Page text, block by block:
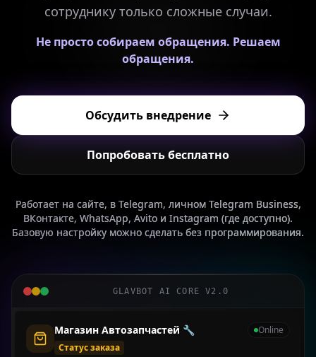
ГЛАВБОТ
сотруднику только сложные случаи.
Не просто собираем обращения. Решаем
обращения.
Обсудить внедрение
Попробовать бесплатно
Работает на сайте, в Telegram, личном Telegram Business,
ВКонтакте, WhatsApp, Avito и Instagram (где доступно).
Базовую настройку можно сделать без программирования.
GLAVBOT AI CORE V2.0
Магазин Автозапчастей 🔧
Online
Статус заказа